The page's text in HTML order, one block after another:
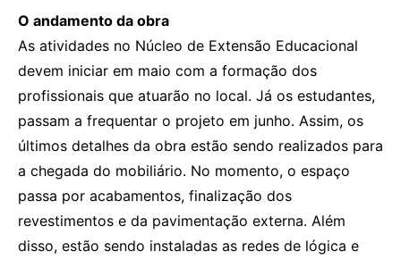
O andamento da obra
As atividades no Núcleo de Extensão Educacional
devem iniciar em maio com a formação dos
profissionais que atuarão no local. Já os estudantes,
passam a frequentar o projeto em junho. Assim, os
últimos detalhes da obra estão sendo realizados para
a chegada do mobiliário. No momento, o espaço
passa por acabamentos, finalização dos
revestimentos e da pavimentação externa. Além
disso, estão sendo instaladas as redes de lógica e